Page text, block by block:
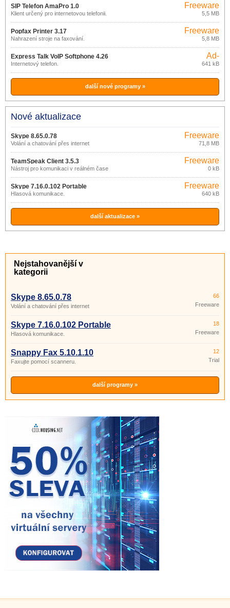
SIP Telefon AmaPro 1.0
Klient určený pro internetovou telefonii.
Freeware
5,5 MB
Popfax Printer 3.17
Nahrazení stroje na faxování.
Freeware
5,8 MB
Express Talk VoIP Softphone 4.26
Internetový telefon.
Ad-
supported
641 kB
další nové programy »
Nové aktualizace
Skype 8.65.0.78
Volání a chatování přes internet
Freeware
71,8 MB
TeamSpeak Client 3.5.3
Nástroj pro komunikaci v reálném čase
Freeware
0 kB
Skype 7.16.0.102 Portable
Hlasová komunikace.
Freeware
640 kB
další aktualizace »
Nejstahovanější v
kategorii
Skype 8.65.0.78
Volání a chatování přes internet
66
Freeware
Skype 7.16.0.102 Portable
Hlasová komunikace.
18
Freeware
Snappy Fax 5.10.1.10
Faxujte pomocí scanneru.
12
Trial
další programy »